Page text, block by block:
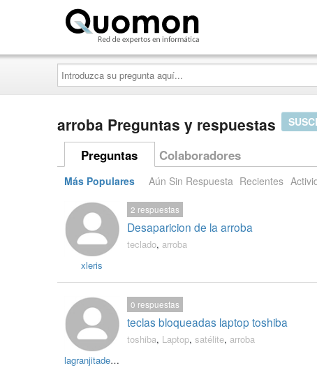
Introduzca
su
pregunta
aquí...
arroba Preguntas y respuestas
Preguntas Colaboradores
Más Populares Aún Sin Respuesta Recientes
xleris
Desaparicion de la arroba
2 respuestas
teclado, arroba
lagranjitadejuan
teclas bloqueadas laptop toshiba
0 respuestas
toshiba, Laptop, satélite, arroba